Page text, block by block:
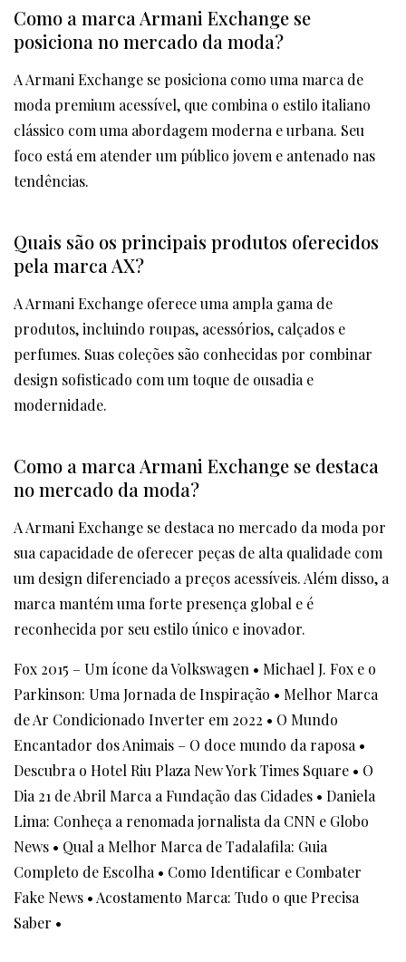
Como a marca Armani Exchange se
posiciona no mercado da moda?
A Armani Exchange se posiciona como uma marca de
moda premium acessível, que combina o estilo italiano
clássico com uma abordagem moderna e urbana. Seu
foco está em atender um público jovem e antenado nas
tendências.
Quais são os principais produtos oferecidos
pela marca AX?
A Armani Exchange oferece uma ampla gama de
produtos, incluindo roupas, acessórios, calçados e
perfumes. Suas coleções são conhecidas por combinar
design sofisticado com um toque de ousadia e
modernidade.
Como a marca Armani Exchange se destaca
no mercado da moda?
A Armani Exchange se destaca no mercado da moda por
sua capacidade de oferecer peças de alta qualidade com
um design diferenciado a preços acessíveis. Além disso, a
marca mantém uma forte presença global e é
reconhecida por seu estilo único e inovador.
Fox 2015 – Um ícone da Volkswagen • Michael J. Fox e o
Parkinson: Uma Jornada de Inspiração • Melhor Marca
de Ar Condicionado Inverter em 2022 • O Mundo
Encantador dos Animais – O doce mundo da raposa •
Descubra o Hotel Riu Plaza New York Times Square • O
Dia 21 de Abril Marca a Fundação das Cidades • Daniela
Lima: Conheça a renomada jornalista da CNN e Globo
News • Qual a Melhor Marca de Tadalafila: Guia
Completo de Escolha • Como Identificar e Combater
Fake News • Acostamento Marca: Tudo o que Precisa
Saber •